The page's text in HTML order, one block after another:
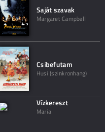
Saját szavak
Margaret Campbell
Csibefutam
Husi (szinkronhang)
Vízkereszt
Maria